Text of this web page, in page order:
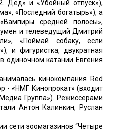
Дед» и «Убойный отпуск»),
«Последний богатырь»), а
средней полосы»,
и телеведущий Дмитрий
«Поймай собаку, если
и фигуристка, двукратная
одиночном катании Евгения
кинокомпания Red
- «НМГ Кинопрокат» (входит
Группа»). Режиссерами
Антон Калинкин, Руслан
сети зоомагазинов “Четыре